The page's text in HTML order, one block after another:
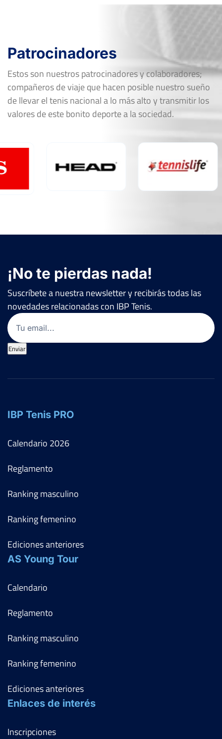
Patrocinadores
Estos son nuestros patrocinadores y colaboradores;
compañeros de viaje que hacen posible nuestro sueño
de llevar el tenis nacional a lo más alto y transmitir los
valores de este bonito deporte a la sociedad.
¡No te pierdas nada!
Suscríbete a nuestra newsletter y recibirás todas las
novedades relacionadas con IBP Tenis.
Email
Enviar
IBP Tenis PRO
Calendario 2026
Reglamento
Ranking masculino
Ranking femenino
Ediciones anteriores
AS Young Tour
Calendario
Reglamento
Ranking masculino
Ranking femenino
Ediciones anteriores
Enlaces de interés
Inscripciones